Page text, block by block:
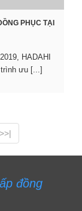
PHỤC TẠI
HADAHI
ưu [...]
>>|
đồng